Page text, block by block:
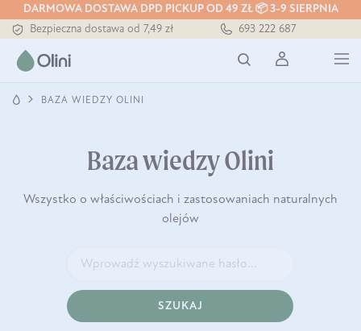
DARMOWA DOSTAWA DPD PICKUP OD 49 ZŁ 📦 3-9 SIERPNIA
Bezpieczna dostawa od 7,49 zł
Darmowa dostawa od 199 zł
Tłoczony zawsze na zimno
693 222 687
BAZA WIEDZY OLINI
Baza wiedzy Olini
Wszystko o właściwościach i zastosowaniach naturalnych
olejów
SZUKAJ